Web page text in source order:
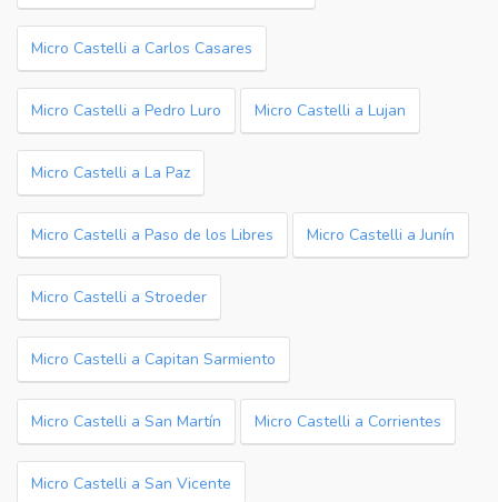
Micro Castelli a Carlos Casares
Micro Castelli a Pedro Luro Micro Castelli a Lujan
Micro Castelli a La Paz
Micro Castelli a Paso de los Libres Micro Castelli a Junín
Micro Castelli a Stroeder
Micro Castelli a Capitan Sarmiento
Micro Castelli a San Martín Micro Castelli a Corrientes
Micro Castelli a San Vicente